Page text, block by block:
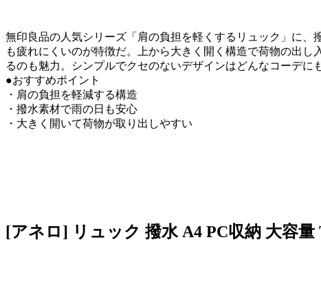
無印良品の人気シリーズ「肩の負担を軽くするリュック」に
も疲れにくいのが特徴だ。上から大きく開く構造で荷物の出
るのも魅力。シンプルでクセのないデザインはどんなコーデ
●おすすめポイント
・肩の負担を軽減する構造
・撥水素材で雨の日も安心
・大きく開いて荷物が取り出しやすい
[アネロ] リュック 撥水 A4 PC収納 大容量